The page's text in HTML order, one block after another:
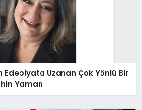
Edebiyata Uzanan Çok Yönlü Bir
Yaman